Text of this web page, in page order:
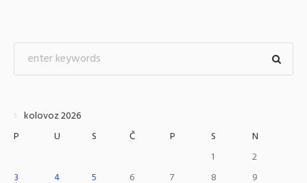
kolovoz 2026
P
U S Č P S
N
1
2
3
4 5 6 7 8
9